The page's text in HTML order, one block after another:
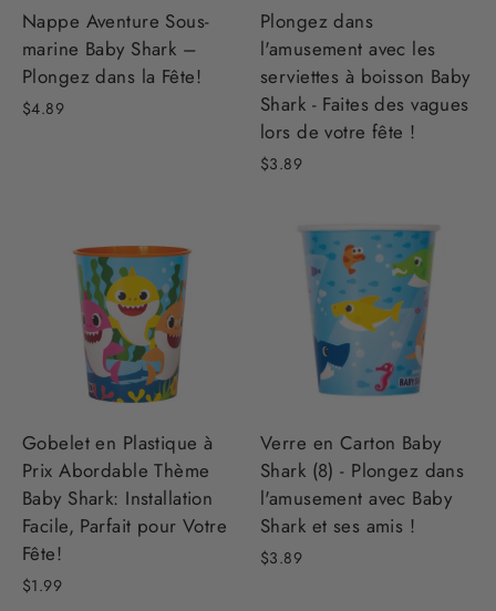
Nappe Aventure Sous-
marine Baby Shark –
Plongez dans la Fête!
$4.89
Plongez dans
l'amusement avec les
serviettes à boisson Baby
Shark - Faites des vagues
lors de votre fête !
$3.89
Gobelet en Plastique à
Prix Abordable Thème
Baby Shark: Installation
Facile, Parfait pour Votre
Fête!
$1.99
Verre en Carton Baby
Shark (8) - Plongez dans
l'amusement avec Baby
Shark et ses amis !
$3.89